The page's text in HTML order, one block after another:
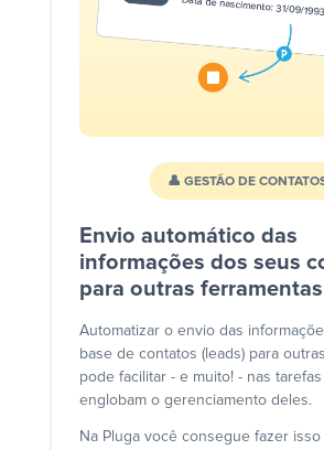
👤 GESTÃO DE
Envio automático das
informações dos seus
para outras ferramentas
Automatizar o envio das
base de contatos (leads) para
pode facilitar - e muito! - nas
englobam o gerenciamento deles.
Na Pluga você consegue fazer isso